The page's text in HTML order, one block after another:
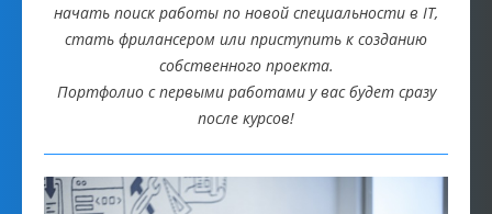
начать поиск работы по новой специальности в IT,
стать фрилансером или приступить к созданию
собственного проекта.
Портфолио с первыми работами у вас будет сразу
после курсов!